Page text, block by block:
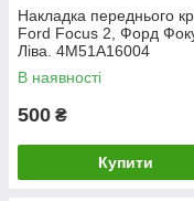
Накладка переднього
Ford Focus 2, Форд
Ліва. 4M51A16004
В наявності
500 ₴
Купити